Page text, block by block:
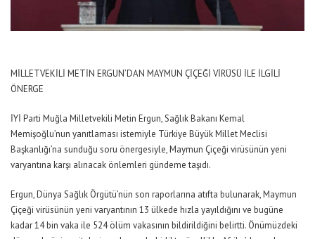
MİLLETVEKİLİ METİN ERGUN’DAN MAYMUN ÇİÇEĞİ VİRÜSÜ İLE İLGİLİ
ÖNERGE
İYİ Parti Muğla Milletvekili Metin Ergun, Sağlık Bakanı Kemal
Memişoğlu’nun yanıtlaması istemiyle Türkiye Büyük Millet Meclisi
Başkanlığı’na sunduğu soru önergesiyle, Maymun Çiçeği virüsünün yeni
varyantına karşı alınacak önlemleri gündeme taşıdı.
Ergun, Dünya Sağlık Örgütü’nün son raporlarına atıfta bulunarak, Maymun
Çiçeği virüsünün yeni varyantının 13 ülkede hızla yayıldığını ve bugüne
kadar 14 bin vaka ile 524 ölüm vakasının bildirildiğini belirtti. Önümüzdeki